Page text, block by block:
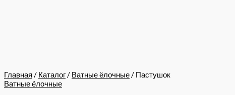
Главная / Каталог/ Ватные ёлочные/ Пастушок
Ватные ёлочные